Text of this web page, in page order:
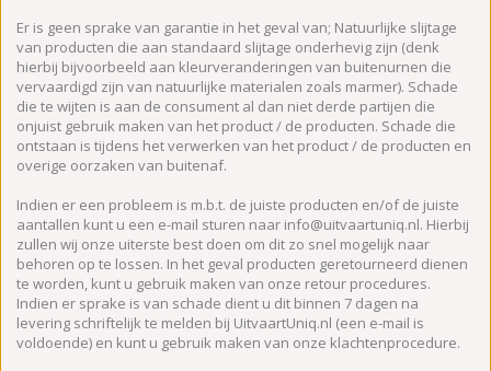
Er is geen sprake van garantie in het geval van; Natuurlijke slijtage
van producten die aan standaard slijtage onderhevig zijn (denk
hierbij bijvoorbeeld aan kleurveranderingen van buitenurnen die
vervaardigd zijn van natuurlijke materialen zoals marmer). Schade
die te wijten is aan de consument al dan niet derde partijen die
onjuist gebruik maken van het product / de producten. Schade die
ontstaan is tijdens het verwerken van het product / de producten en
overige oorzaken van buitenaf.
Indien er een probleem is m.b.t. de juiste producten en/of de juiste
aantallen kunt u een e-mail sturen naar info@uitvaartuniq.nl. Hierbij
zullen wij onze uiterste best doen om dit zo snel mogelijk naar
behoren op te lossen. In het geval producten geretourneerd dienen
te worden, kunt u gebruik maken van onze retour procedures.
Indien er sprake is van schade dient u dit binnen 7 dagen na
levering schriftelijk te melden bij UitvaartUniq.nl (een e-mail is
voldoende) en kunt u gebruik maken van onze klachtenprocedure.